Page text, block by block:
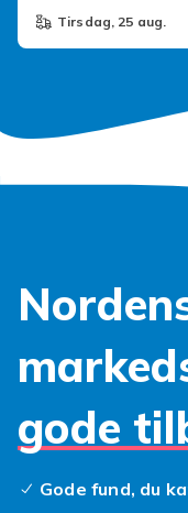
tirsdag, 25 aug.
gode
Gode fund, du